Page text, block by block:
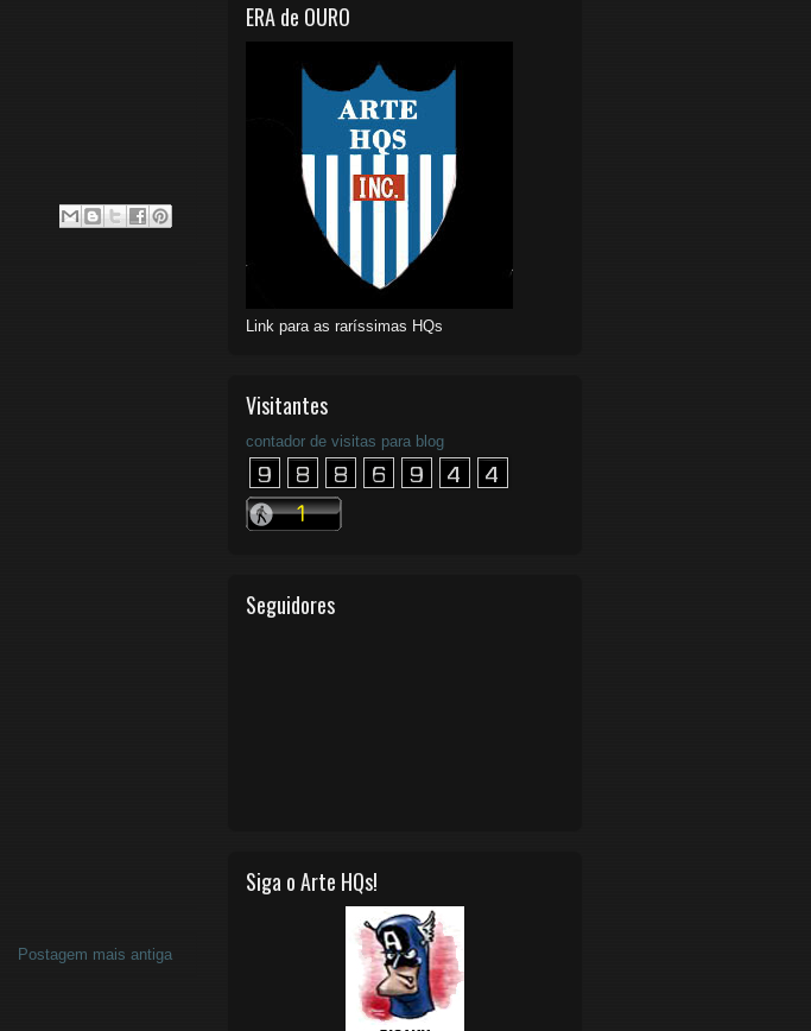
Postagem mais antiga
ERA de OURO
Link para as raríssimas HQs
Visitantes
contador de visitas para blog
Seguidores
Siga o Arte HQs!